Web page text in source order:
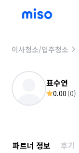
이사청소/입주청소
표수연
0.00 (0)
파트너 정보 후기